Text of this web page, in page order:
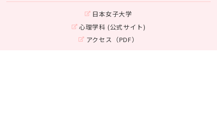
日本女子大学
心理学科 (公式サイト)
アクセス（PDF）